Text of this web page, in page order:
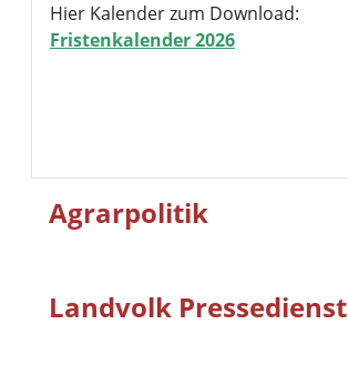
Hier Kalender zum Download:
Fristenkalender 2026
Agrarpolitik
Landvolk Pressedienst